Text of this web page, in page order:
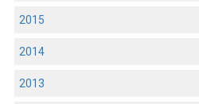
2015
2014
2013